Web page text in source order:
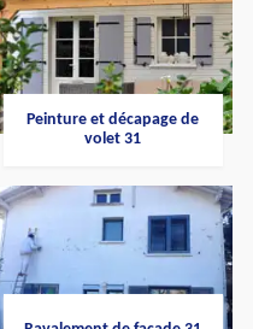
Peinture et décapage de
volet 31